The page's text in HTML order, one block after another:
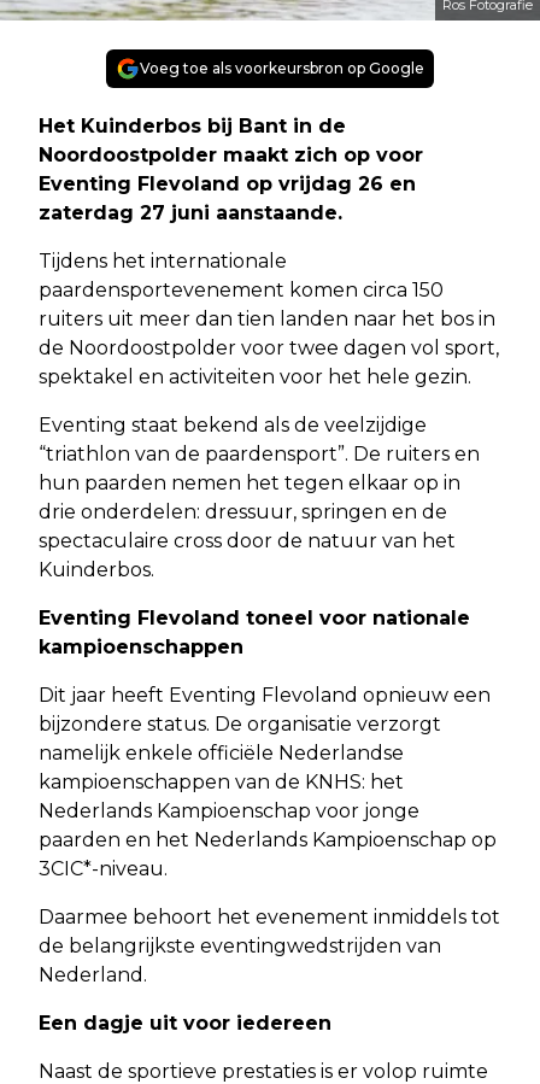
Ros Fotografie
Voeg toe als voorkeursbron op Google
Het Kuinderbos bij Bant in de
Noordoostpolder maakt zich op voor
Eventing Flevoland op vrijdag 26 en
zaterdag 27 juni aanstaande.
Tijdens het internationale
paardensportevenement komen circa 150
ruiters uit meer dan tien landen naar het bos in
de Noordoostpolder voor twee dagen vol sport,
spektakel en activiteiten voor het hele gezin.
Eventing staat bekend als de veelzijdige
“triathlon van de paardensport”. De ruiters en
hun paarden nemen het tegen elkaar op in
drie onderdelen: dressuur, springen en de
spectaculaire cross door de natuur van het
Kuinderbos.
Eventing Flevoland toneel voor nationale
kampioenschappen
Dit jaar heeft Eventing Flevoland opnieuw een
bijzondere status. De organisatie verzorgt
namelijk enkele officiële Nederlandse
kampioenschappen van de KNHS: het
Nederlands Kampioenschap voor jonge
paarden en het Nederlands Kampioenschap op
3CIC*-niveau.
Daarmee behoort het evenement inmiddels tot
de belangrijkste eventingwedstrijden van
Nederland.
Een dagje uit voor iedereen
Naast de sportieve prestaties is er volop ruimte